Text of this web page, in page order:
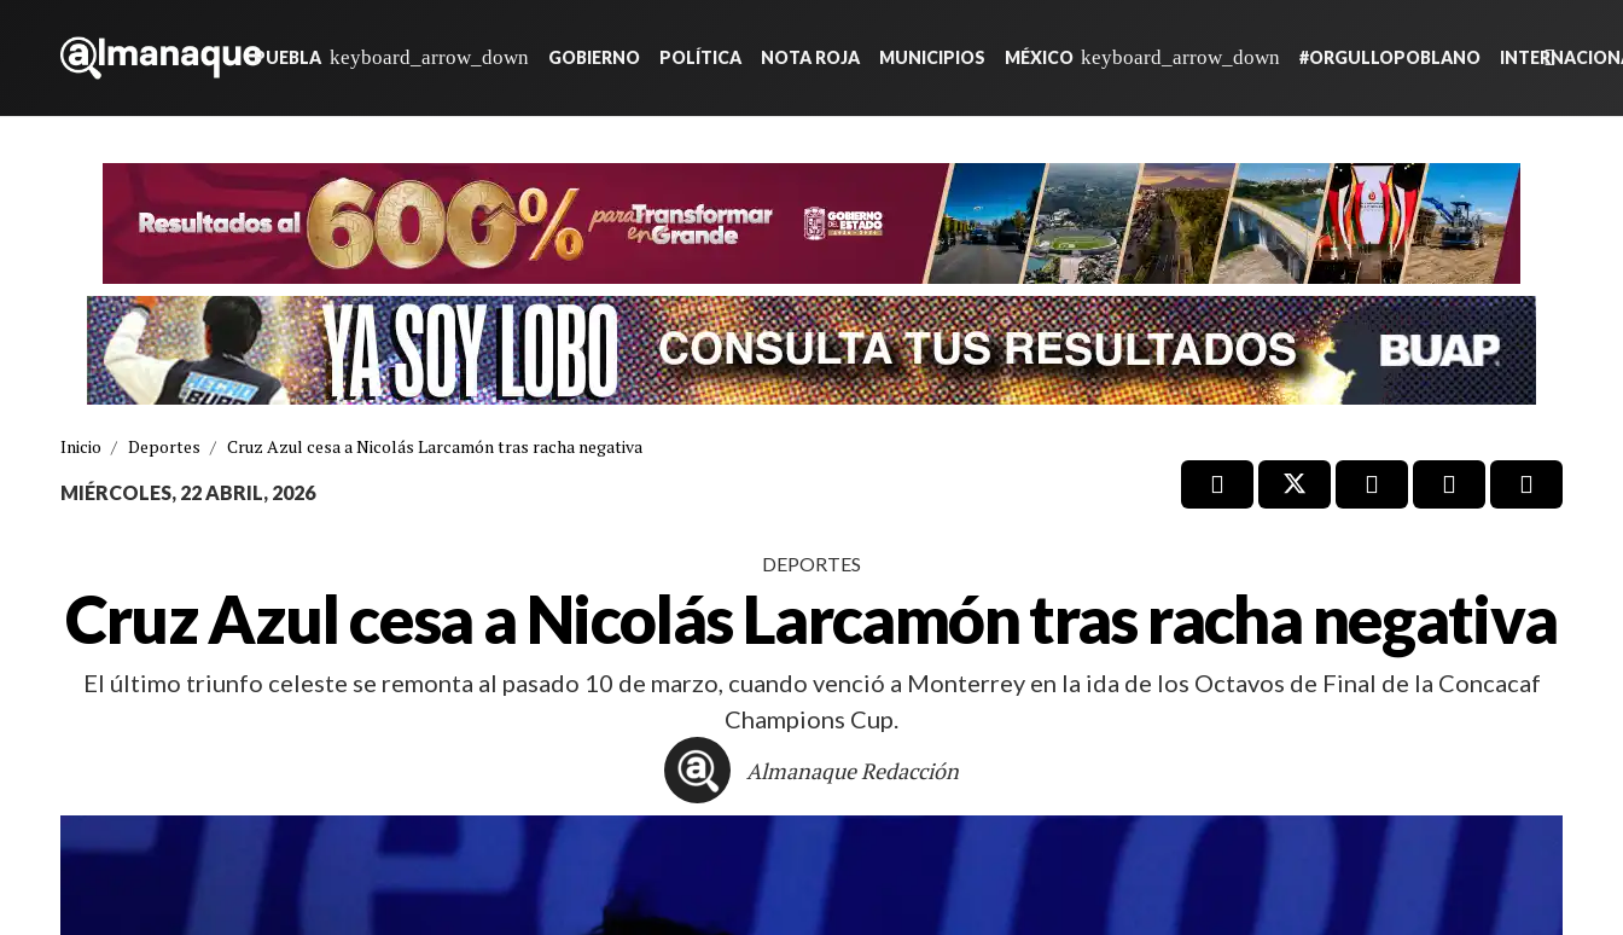
PUEBLA GOBIERNO POLÍTICA NOTA ROJA MUNICIPIOS MÉXICO #ORGULLOPOBLANO
Inicio / Deportes / Cruz Azul cesa a Nicolás Larcamón tras racha negativa
MIÉRCOLES, 22 ABRIL, 2026
DEPORTES
Cruz Azul cesa a Nicolás Larcamón tras racha negativa
El último triunfo celeste se remonta al pasado 10 de marzo, cuando venció a Monterrey en la ida de los Octavos de Final de la Concacaf
Champions Cup.
Almanaque Redacción